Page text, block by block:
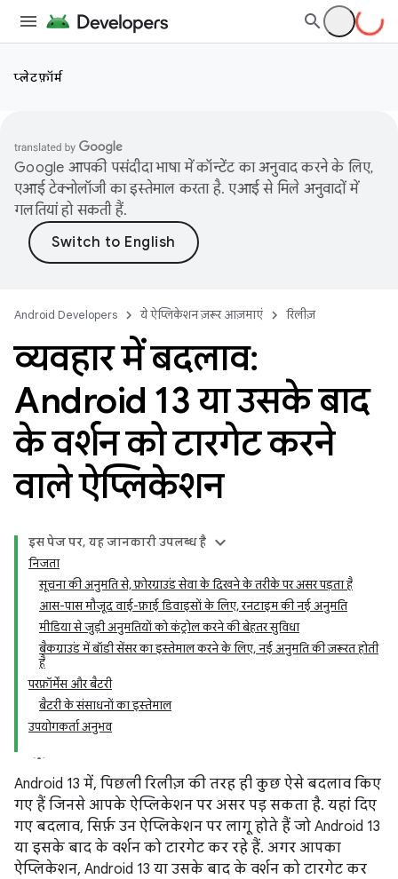
प्लेटफ़ॉर्म
Google आपकी पसंदीदा भाषा में कॉन्टेंट का अनुवाद करने के लिए,
एआई टेक्नोलॉजी का इस्तेमाल करता है. एआई से मिले अनुवादों में
गलतियां हो सकती हैं.
Android Developers ये ऐप्लिकेशन ज़रूर आज़माएं रिलीज़
व्यवहार में बदलाव:
Android 13 या उसके बाद
के वर्शन को टारगेट करने
वाले ऐप्लिकेशन
इस पेज पर, यह जानकारी उपलब्ध है
निजता
सूचना की अनुमति से, फ़ोरग्राउंड सेवा के दिखने के तरीके पर असर पड़ता है
आस-पास मौजूद वाई-फ़ाई डिवाइसों के लिए, रनटाइम की नई अनुमति
मीडिया से जुड़ी अनुमतियों को कंट्रोल करने की बेहतर सुविधा
बैकग्राउंड में बॉडी सेंसर का इस्तेमाल करने के लिए, नई अनुमति की ज़रूरत होती
है
परफ़ॉर्मेंस और बैटरी
बैटरी के संसाधनों का इस्तेमाल
उपयोगकर्ता अनुभव
Android 13 में, पिछली रिलीज़ की तरह ही कुछ ऐसे बदलाव किए
गए हैं जिनसे आपके ऐप्लिकेशन पर असर पड़ सकता है. यहां दिए
गए बदलाव, सिर्फ़ उन ऐप्लिकेशन पर लागू होते हैं जो Android 13
या इसके बाद के वर्शन को टारगेट कर रहे हैं. अगर आपका
ऐप्लिकेशन, Android 13 या उसके बाद के वर्शन को टारगेट कर